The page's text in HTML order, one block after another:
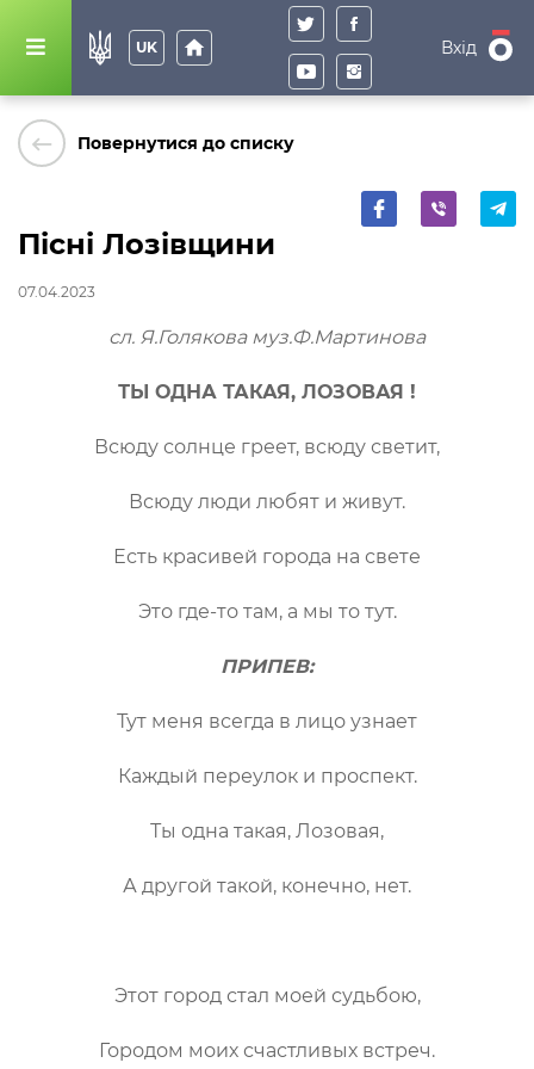
UK home Вхід
keyboard_backspace Повернутися до списку
Пісні Лозівщини
07.04.2023
сл. Я.Голякова муз.Ф.Мартинова
ТЫ ОДНА ТАКАЯ, ЛОЗОВАЯ !
Всюду солнце греет, всюду светит,
Всюду люди любят и живут.
Есть красивей города на свете
Это где-то там, а мы то тут.
ПРИПЕВ:
Тут меня всегда в лицо узнает
Каждый переулок и проспект.
Ты одна такая, Лозовая,
А другой такой, конечно, нет.
Этот город стал моей судьбою,
Городом моих счастливых встреч.